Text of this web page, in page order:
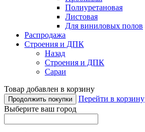
Полиуретановая
Листовая
Для виниловых полов
Распродажа
Строения и ДПК
Назад
Строения и ДПК
Сараи
Товар добавлен в корзину
Продолжить покупки
Перейти в корзину
Выберите ваш город